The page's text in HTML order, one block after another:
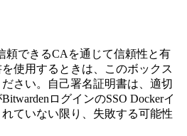
頼できるCAを通じて信頼性と有
使用するときは、このボックス
さい。自己署名証明書は、適切
ログインのSSO Dockerイ
ていない限り、失敗する可能性